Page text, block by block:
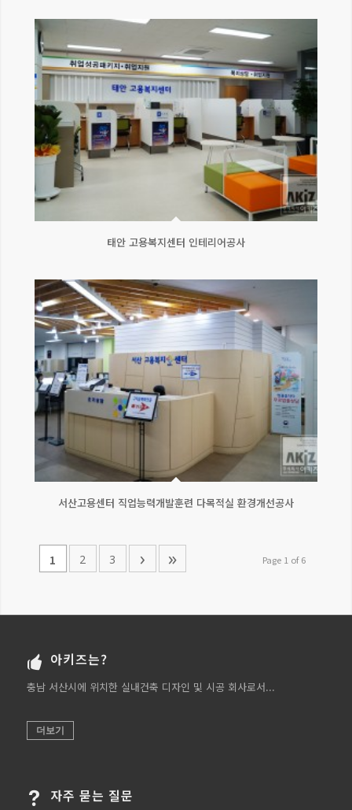
태안 고용복지센터 인테리어공사
서산고용센터 직업능력개발훈련 다목적실 환경개선공사
Page 1 of 6
1 2 3 › »
아키즈는?
충남 서산시에 위치한 실내건축 디자인 및 시공 회사로서...
더보기
자주 묻는 질문